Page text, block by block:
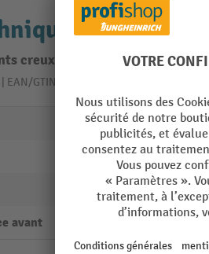
creux LISTA 18x27E,
GTIN: 7612269037715
26
Swiss Made
LISTA
avant